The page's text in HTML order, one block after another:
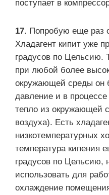
поступает в
17. Попробую еще раз
Хладагент кипит уже
градусов по Цельсию.
при любой более
окружающей среды он
давление и в
тепло из окружающей
воздуха). Есть
низкотемпературных
температура кипения
градусов по Цельсию,
использовать для
охлаждение